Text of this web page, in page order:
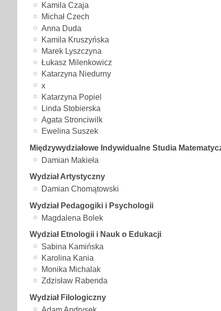
Kamila Czaja
Michał Czech
Anna Duda
Kamila Kruszyńska
Marek Lyszczyna
Łukasz Milenkowicz
Katarzyna Niedurny
x
Katarzyna Popiel
Linda Stobierska
Agata Stronciwilk
Ewelina Suszek
Międzywydziałowe Indywidualne Studia
Damian Makieła
Wydział Artystyczny
Damian Chomątowski
Wydział Pedagogiki i Psychologii
Magdalena Bolek
Wydział Etnologii i Nauk o Edukacji
Sabina Kamińska
Karolina Kania
Monika Michalak
Zdzisław Rabenda
Wydział Filologiczny